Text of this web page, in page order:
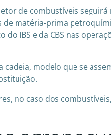
de combustíveis seguirá
matéria-prima
IBS e da CBS nas
modelo que se
no caso dos